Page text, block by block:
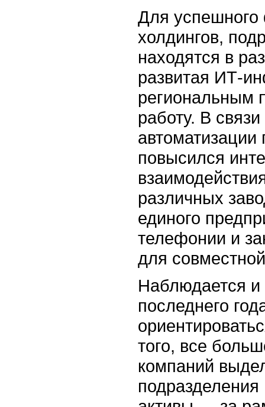
Для
холдингов,
находятся в
развитая ИТ-
региональным
работу. В
повысился
различных
единого
телефонии и
для
Наблюдается и
последнего
того, все
компаний